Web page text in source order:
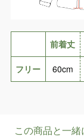
前着丈
フリー 60cm